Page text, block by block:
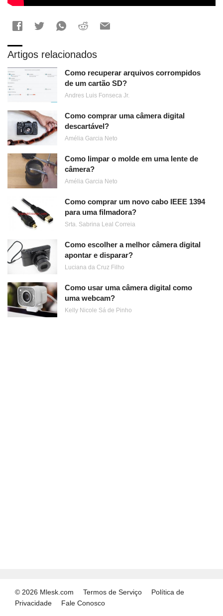
Artigos relacionados
Como recuperar arquivos corrompidos
de um cartão SD?
Andres Luis Fonseca Jr.
Como comprar uma câmera digital
descartável?
Amélia Garcia Neto
Como limpar o molde em uma lente de
câmera?
Amélia Garcia Neto
Como comprar um novo cabo IEEE 1394
para uma filmadora?
Srta. Sabrina Leal Correia
Como escolher a melhor câmera digital
apontar e disparar?
Luciana da Cruz Filho
Como usar uma câmera digital como
uma webcam?
Kelly Nicole Sá de Pinho
© 2026 Mlesk.com Termos de Serviço
Política de
Privacidade
Fale Conosco